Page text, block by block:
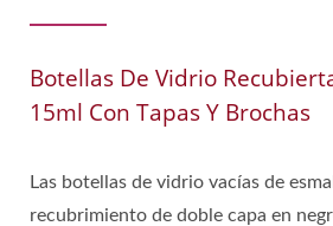
Botellas De Vidrio
15ml Con Tapas Y Brochas
Las botellas de vidrio vacías de
recubrimiento de doble capa en